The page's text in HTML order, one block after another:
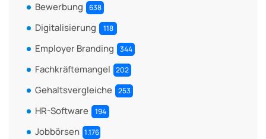
Bewerbung 638
Digitalisierung 118
Employer Branding 344
Fachkräftemangel 202
Gehaltsvergleiche 253
HR-Software 194
Jobbörsen 1.176